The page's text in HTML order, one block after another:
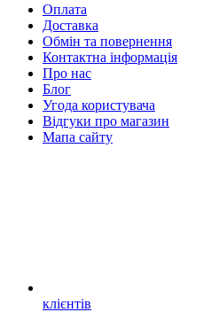
Оплата
Доставка
Обмін та повернення
Контактна інформація
Про нас
Блог
Угода користувача
Відгуки про магазин
Мапа сайту
клієнтів